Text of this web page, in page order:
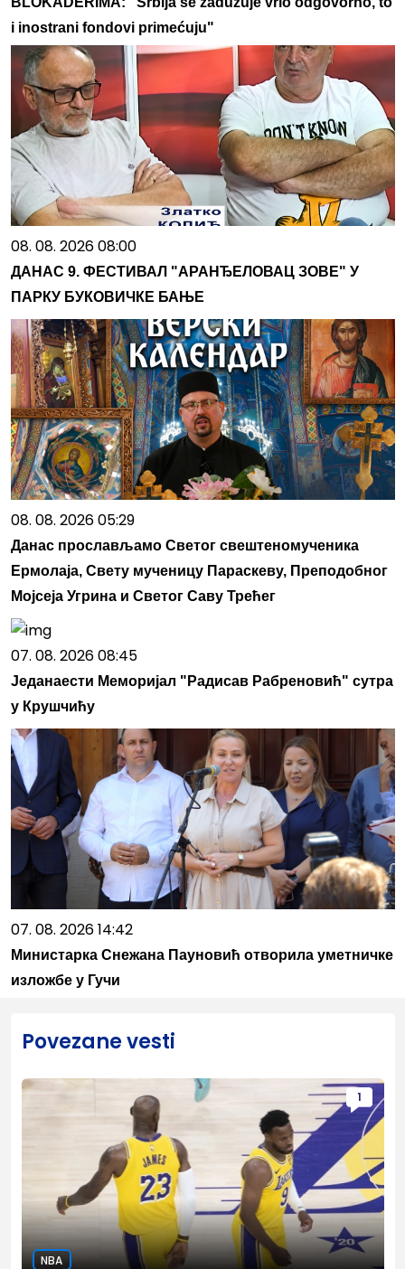
i inostrani fondovi primećuju"
08. 08. 2026 08:00
ДАНАС 9. ФЕСТИВАЛ "АРАНЂЕЛОВАЦ ЗОВЕ" У
ПАРКУ БУКОВИЧКЕ БАЊЕ
08. 08. 2026 05:29
Данас прослављамо Светог свештеномученика
Ермолаја, Свету мученицу Параскеву, Преподобног
Мојсеја Угрина и Светог Саву Трећег
07. 08. 2026 08:45
Једанаести Меморијал "Радисав Рабреновић" сутра
у Крушчићу
07. 08. 2026 14:42
Министарка Снежана Пауновић отворила уметничке
изложбе у Гучи
Povezane vesti
1
NBA